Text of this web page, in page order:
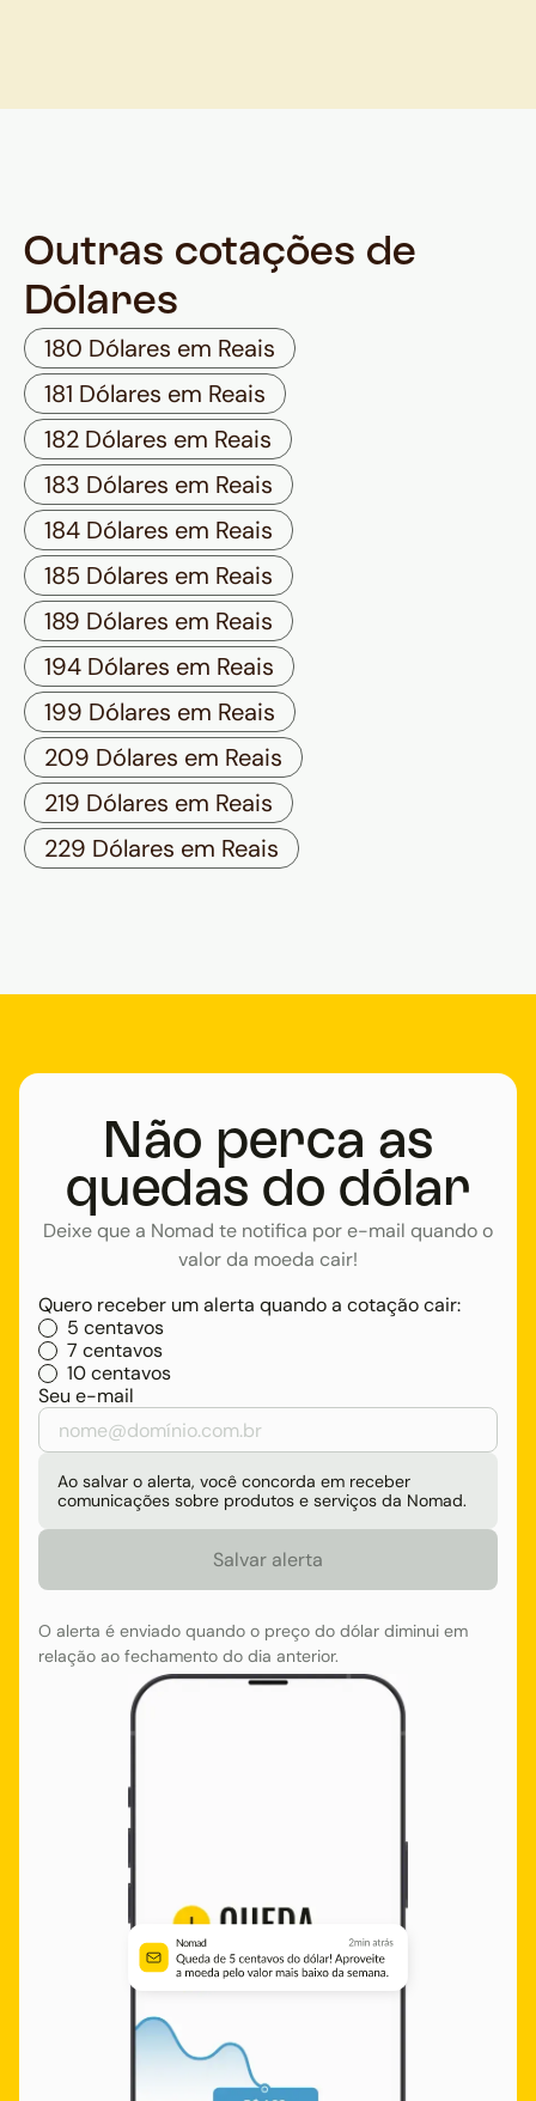
Outras cotações de
Dólares
180 Dólares em Reais
181 Dólares em Reais
182 Dólares em Reais
183 Dólares em Reais
184 Dólares em Reais
185 Dólares em Reais
189 Dólares em Reais
194 Dólares em Reais
199 Dólares em Reais
209 Dólares em Reais
219 Dólares em Reais
229 Dólares em Reais
Não perca as
quedas do dólar
Deixe que a Nomad te notifica por e-mail quando o
valor da moeda cair!
Quero receber um alerta quando a cotação cair:
5 centavos
7 centavos
10 centavos
Seu e-mail
Ao salvar o alerta, você concorda em receber
comunicações sobre produtos e serviços da Nomad.
O alerta é enviado quando o preço do dólar diminui em
relação ao fechamento do dia anterior.